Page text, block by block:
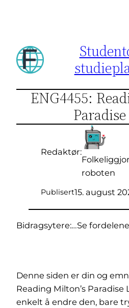
ENG4455:
Redaktør:
roboten
Publisert15. august
Bidragsytere:…Se
Denne siden er din og
Reading Milton’s Paradise
enkelt å endre den, bare